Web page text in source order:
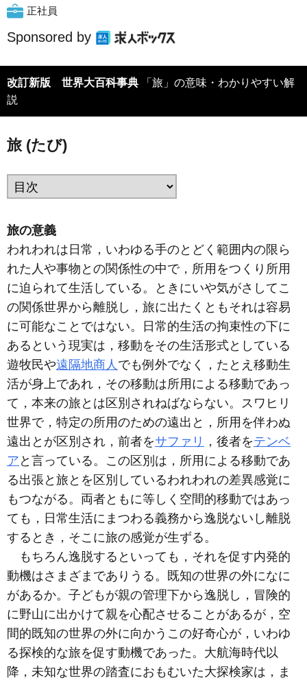
正社員
Sponsored by
改訂新版 世界大百科事典
説
旅 (たび)
旅の意義
われわれは日常，いわゆる手のとどく範囲内の限ら
れた人や事物との関係性の中で，所用をつくり所用
に迫られて生活している。ときにいや気がさしてこ
の関係世界から離脱し，旅に出たくともそれは容易
に可能なことではない。日常的生活の拘束性の下に
あるという現実は，移動をその生活形式としている
遊牧民や遠隔地商人 でも例外でなく，たとえ移動生
活が身上であれ，その移動は所用による移動であっ
て，本来の旅とは区別されねばならない。スワヒリ
世界で，特定の所用のための遠出と，所用を伴わぬ
遠出とが区別され，前者をサファリ ，後者をテンベ
ア と言っている。この区別は，所用による移動であ
る出張と旅とを区別しているわれわれの差異感覚に
もつながる。両者ともに等しく空間的移動ではあっ
ても，日常生活にまつわる義務から逸脱ないし離脱
するとき，そこに旅の感覚が生ずる。
もちろん逸脱するといっても，それを促す内発的
動機はさまざまでありうる。既知の世界の外になに
があるか。子どもが親の管理下から逸脱し，冒険的
に野山に出かけて親を心配させることがあるが，空
間的既知の世界の外に向かうこの好奇心が，いわゆ
る探検的な旅を促す動機であった。大航海時代以
降，未知な世界の踏査におもむいた大探検家は，ま